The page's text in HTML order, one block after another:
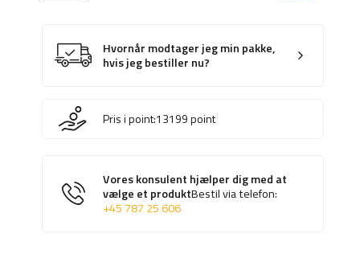
Hvornår modtager jeg min pakke,
hvis jeg bestiller nu?
Pris i point:13199point
Vores konsulent hjælper dig med at
vælge et produktBestil via telefon:
+45 787 25 606